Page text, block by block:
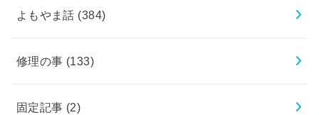
よもやま話 (384)
修理の事 (133)
固定記事 (2)